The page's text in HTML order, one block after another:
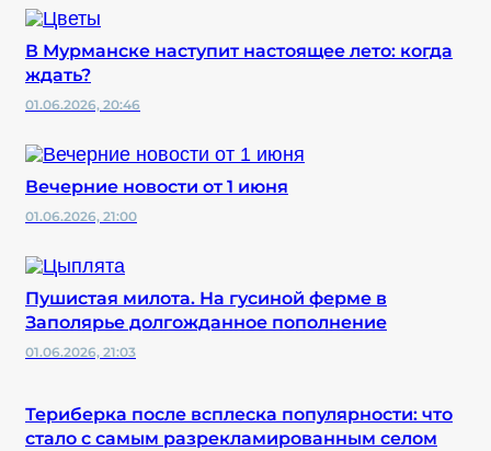
В Мурманске наступит настоящее лето: когда
ждать?
01.06.2026, 20:46
Вечерние новости от 1 июня
01.06.2026, 21:00
Пушистая милота. На гусиной ферме в
Заполярье долгожданное пополнение
01.06.2026, 21:03
Териберка после всплеска популярности: что
стало с самым разрекламированным селом